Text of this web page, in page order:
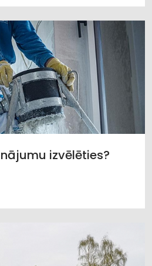
izvēlēties?